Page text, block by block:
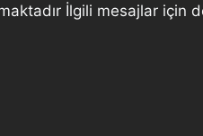
İlgili mesajlar için